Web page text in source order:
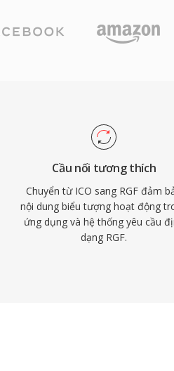
Cầu nối tương thích
Chuyển từ ICO sang RGF đảm
nội dung biểu tượng hoạt động
ứng dụng và hệ thống yêu cầu
dạng RGF.